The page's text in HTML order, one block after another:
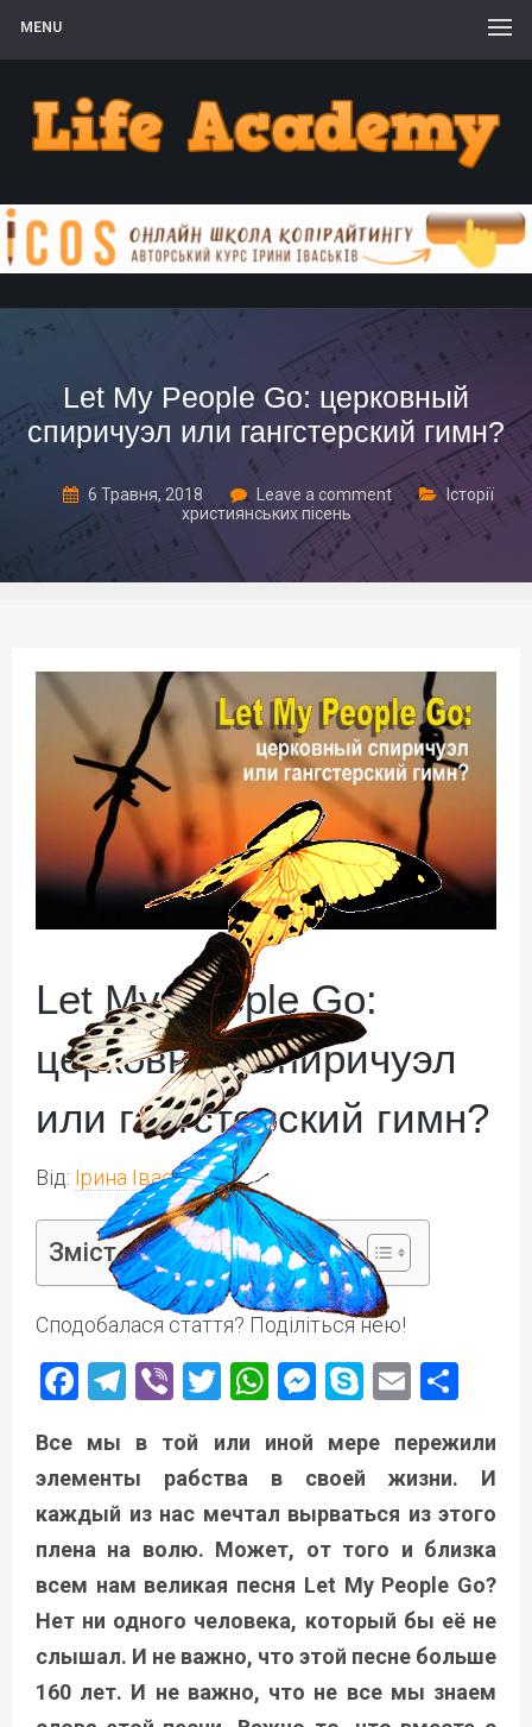
MENU
Let My People Go: церковный
спиричуэл или гангстерский гимн?
6 Травня, 2018 Leave a comment
Історії
християнських пісень
Let My People Go:
церковный спиричуэл
или гангстерский гимн?
Від: Ірина Іваськів
Зміст
Сподобалася стаття? Поділіться нею!
Facebook
Telegram
ViberTwitter
WhatsApp
Messenger
Skype
Email
Все мы в той или иной мере пережили
элементы рабства в своей жизни. И
каждый из нас мечтал вырваться из этого
плена на волю. Может, от того и близка
всем нам великая песня Let My People Go?
Нет ни одного человека, который бы её не
слышал. И не важно, что этой песне больше
160 лет. И не важно, что не все мы знаем